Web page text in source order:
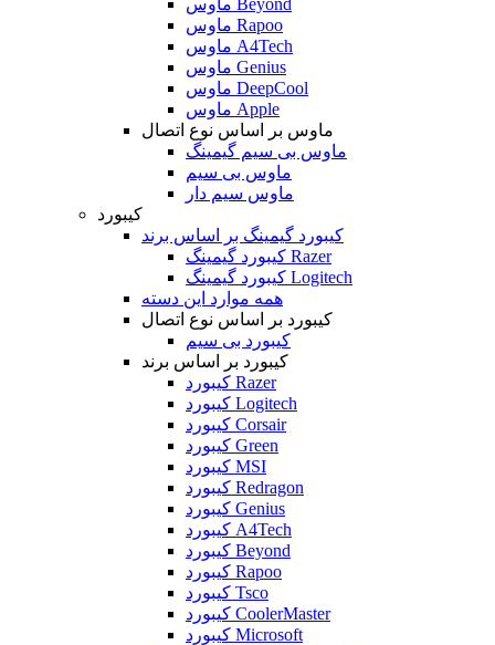
ماوس Beyond
ماوس Rapoo
ماوس A4Tech
ماوس Genius
ماوس DeepCool
ماوس Apple
ماوس بر اساس نوع اتصال
ماوس بی سیم گیمینگ
ماوس بی سیم
ماوس سیم دار
کیبورد
کیبورد گیمینگ بر اساس برند
کیبورد گیمینگ Razer
کیبورد گیمینگ Logitech
همه موارد این دسته
کیبورد بر اساس نوع اتصال
کیبورد بی سیم
کیبورد بر اساس برند
کیبورد Razer
کیبورد Logitech
کیبورد Corsair
کیبورد Green
کیبورد MSI
کیبورد Redragon
کیبورد Genius
کیبورد A4Tech
کیبورد Beyond
کیبورد Rapoo
کیبورد Tsco
کیبورد CoolerMaster
کیبورد Microsoft